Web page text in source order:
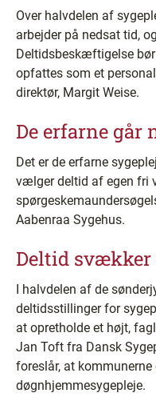
Over halvdelen af
arbejder på nedsat tid,
Deltidsbeskæftigelse
opfattes som et
direktør, Margit Weise.
De erfarne går
Det er de erfarne
vælger deltid af egen fri
Aabenraa Sygehus.
Deltid
I halvdelen af de
deltidsstillinger for
at opretholde et højt,
Jan Toft fra Dansk
foreslår, at
døgnhjemmesygepleje.